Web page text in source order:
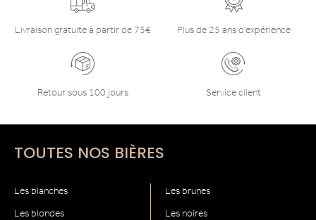
Livraison gratuite à partir de 75€ Plus de 25 ans d’expérience
Retour sous 100 jours Service client
TOUTES NOS BIÈRES
Les blanches
Les blondes
Les brunes
Les noires